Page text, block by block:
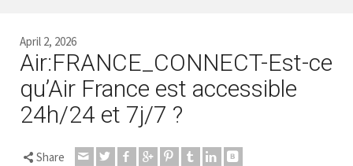
April 2, 2026
Air:FRANCE_CONNECT-Est-ce
qu’Air France est accessible
24h/24 et 7j/7 ?
Share